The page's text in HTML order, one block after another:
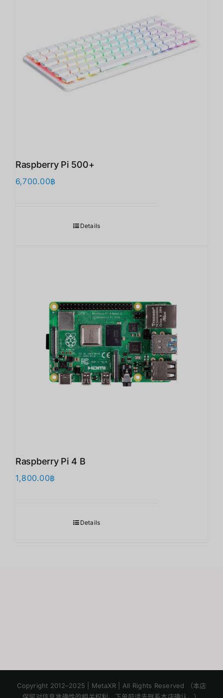
Raspberry Pi 500+
6,700.00฿
Details
Raspberry Pi 4 B
1,800.00฿
Details
Copyright 2012–2025 | MetaXR | All Rights Reserved （本店
Korean